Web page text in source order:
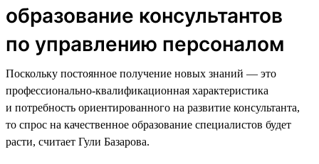
образование консультантов
по управлению персоналом
Поскольку постоянное получение новых знаний — это
профессионально-квалификационная характеристика
и потребность ориентированного на развитие консультанта,
то спрос на качественное образование специалистов будет
расти, считает Гули Базарова.